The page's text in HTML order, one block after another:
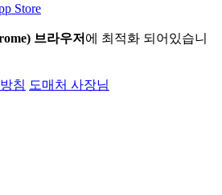
Store
브라우저 에 최적화 되어있습니
침 도매처 사장님